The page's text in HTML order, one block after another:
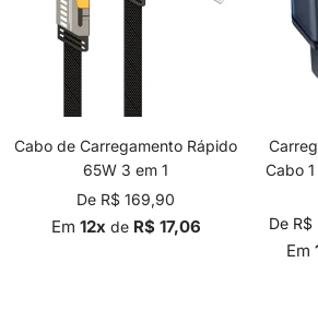
Cabo de Carregamento Rápido
65W 3 em 1
Preço
promocional
De R$ 169,90
Em 12x de R$ 17,06
Cabo
Preço
De
Em